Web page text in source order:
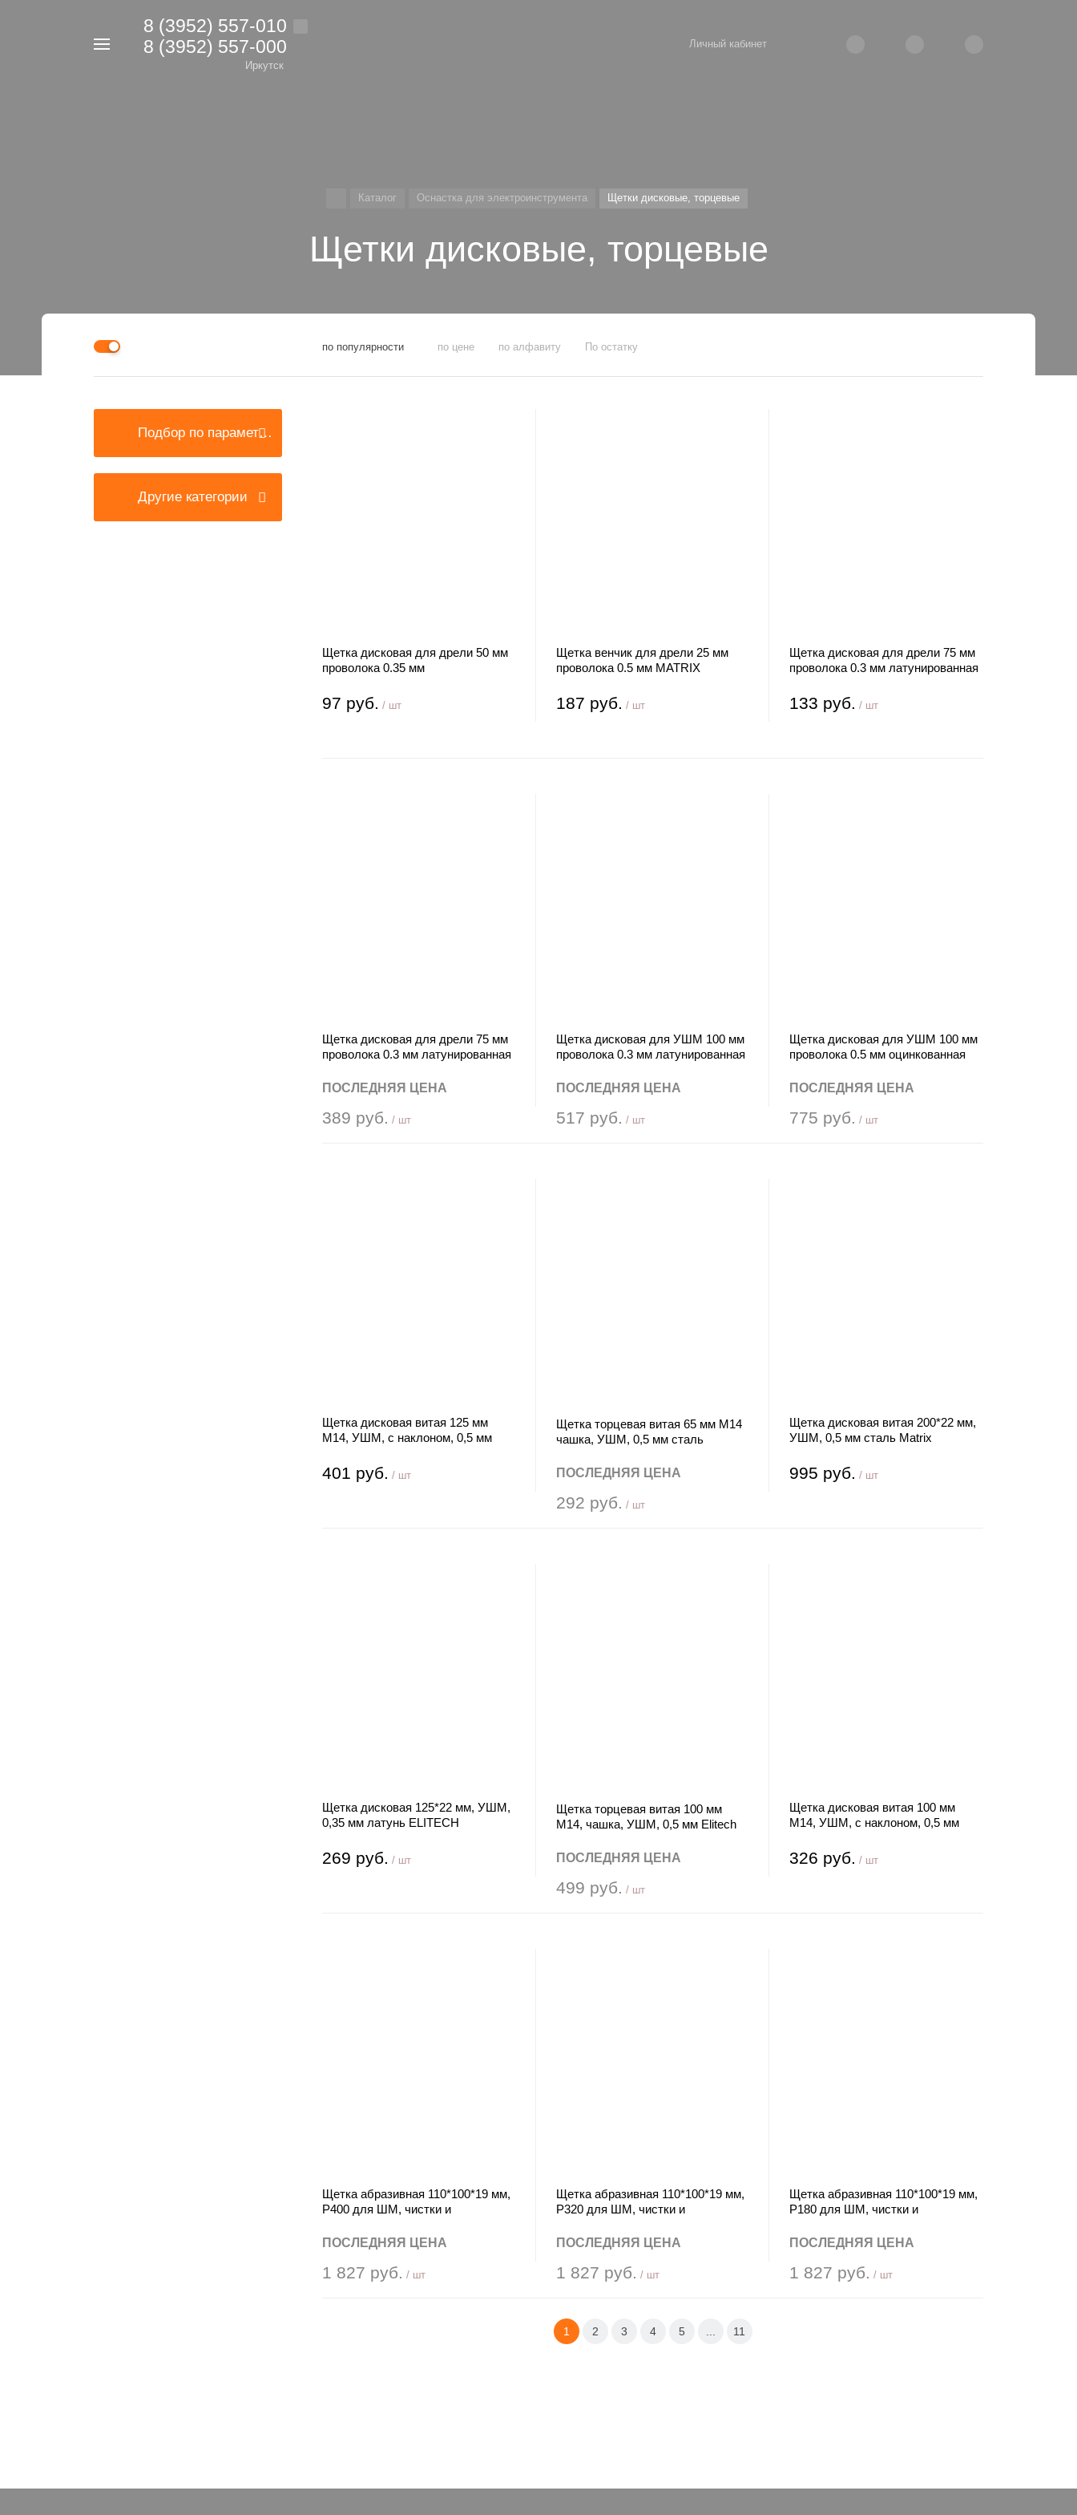
8 (3952) 557-010
8 (3952) 557-000
Иркутск
Личный кабинет
Каталог Оснастка для электроинструмента Щетки дисковые, торцевые
Щетки дисковые, торцевые
по популярности по цене по алфавиту По остатку
Подбор по параметрам
Другие категории
Щетка дисковая для дрели 50 мм
проволока 0.35 мм
97 руб. / шт
Щетка венчик для дрели 25 мм
проволока 0.5 мм MATRIX
187 руб. / шт
Щетка дисковая для дрели 75 мм
проволока 0.3 мм латунированная
133 руб. / шт
Щетка дисковая для дрели 75 мм
проволока 0.3 мм латунированная
ПОСЛЕДНЯЯ ЦЕНА
389 руб. / шт
Щетка дисковая для УШМ 100 мм
проволока 0.3 мм латунированная
ПОСЛЕДНЯЯ ЦЕНА
517 руб. / шт
Щетка дисковая для УШМ 100 мм
проволока 0.5 мм оцинкованная
ПОСЛЕДНЯЯ ЦЕНА
775 руб. / шт
Щетка дисковая витая 125 мм
М14, УШМ, с наклоном, 0,5 мм
401 руб. / шт
Щетка торцевая витая 65 мм М14
чашка, УШМ, 0,5 мм сталь
ПОСЛЕДНЯЯ ЦЕНА
292 руб. / шт
Щетка дисковая витая 200*22 мм,
УШМ, 0,5 мм сталь Matrix
995 руб. / шт
Щетка дисковая 125*22 мм, УШМ,
0,35 мм латунь ELITECH
269 руб. / шт
Щетка торцевая витая 100 мм
М14, чашка, УШМ, 0,5 мм Elitech
ПОСЛЕДНЯЯ ЦЕНА
499 руб. / шт
Щетка дисковая витая 100 мм
М14, УШМ, с наклоном, 0,5 мм
326 руб. / шт
Щетка абразивная 110*100*19 мм,
Р400 для ШМ, чистки и
стали Crown CAQ-S110400
ПОСЛЕДНЯЯ ЦЕНА
1 827 руб. / шт
Щетка абразивная 110*100*19 мм,
Р320 для ШМ, чистки и
стали Crown CAQ-S110320
ПОСЛЕДНЯЯ ЦЕНА
1 827 руб. / шт
Щетка абразивная 110*100*19 мм,
Р180 для ШМ, чистки и
стали Crown CAQ-S110180
ПОСЛЕДНЯЯ ЦЕНА
1 827 руб. / шт
1 2 3 4 5 11